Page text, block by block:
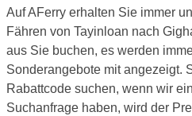
Auf AFerry erhalten Sie immer
Fähren von Tayinloan nach
aus Sie buchen, es werden
Sonderangebote mit angezeigt.
Rabattcode suchen, wenn wir
Suchanfrage haben, wird der